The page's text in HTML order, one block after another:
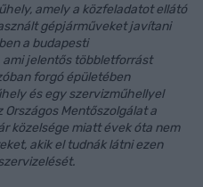
amely a közfeladatot ellátó
gépjárműveket javítani
a budapesti
jelentős többletforrást
forgó épületében
és egy szervizműhellyel
Mentőszolgálat a
közelsége miatt évek óta nem
akik el tudnák látni ezen